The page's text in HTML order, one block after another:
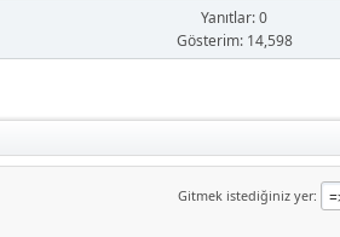
Yanıtlar: 0
Gösterim: 14,598
Gitmek istediğiniz yer